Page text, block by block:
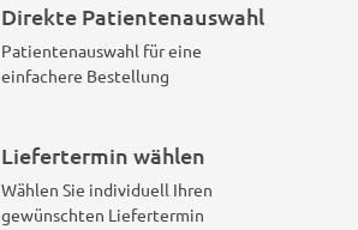
Direkte Patientenauswahl
Patientenauswahl für eine
einfachere Bestellung
Liefertermin wählen
Wählen Sie individuell Ihren
gewünschten Liefertermin